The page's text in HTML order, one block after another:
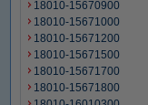
18010-15670900
18010-15671000
18010-15671200
18010-15671500
18010-15671700
18010-15671800